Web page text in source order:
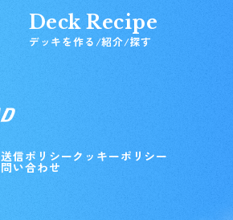
Deck Recipe
デッキを作る/紹介/探す
信ポリシークッキーポリシー
い合わせ